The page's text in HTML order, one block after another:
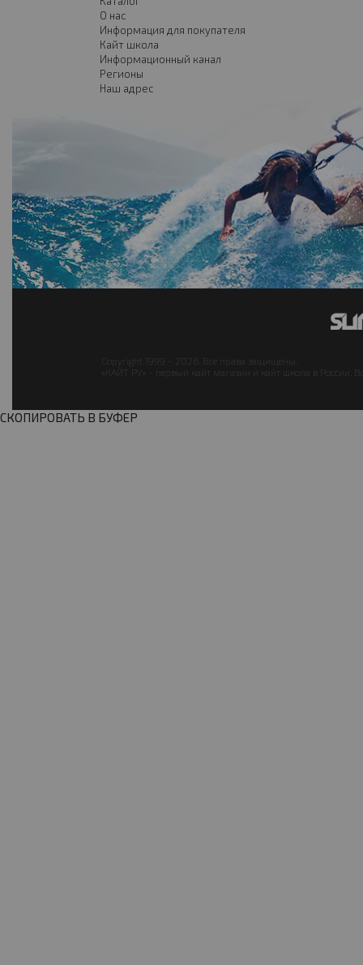
О нас
Информация для покупателя
Кайт школа
Информационный канал
Регионы
Наш адрес
Copyright 1999 - 2026. Все права защищены.
«КАЙТ РУ» - первый кайт магазин и кайт школа в России.
СКОПИРОВАТЬ В БУФЕР